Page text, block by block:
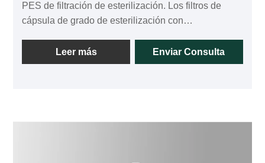
PES de filtración de esterilización. Los filtros de
cápsula de grado de esterilización con
al 100 % y constan de una única membrana de
polietersulfona asimétrica e hidrófila que
particularmente adecuada para la filtración de
Leer más Enviar Consulta